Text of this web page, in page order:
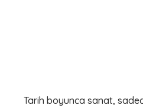
Tarih boyunca sanat,